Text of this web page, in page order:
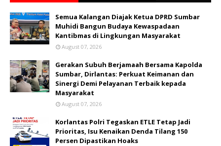
Semua Kalangan Diajak Ketua DPRD Sumbar
Muhidi Bangun Budaya Kewaspadaan
Kantibmas di Lingkungan Masyarakat
August 07, 2026
Gerakan Subuh Berjamaah Bersama Kapolda
Sumbar, Dirlantas: Perkuat Keimanan dan
Sinergi Demi Pelayanan Terbaik kepada
Masyarakat
August 07, 2026
Korlantas Polri Tegaskan ETLE Tetap Jadi
Prioritas, Isu Kenaikan Denda Tilang 150
Persen Dipastikan Hoaks